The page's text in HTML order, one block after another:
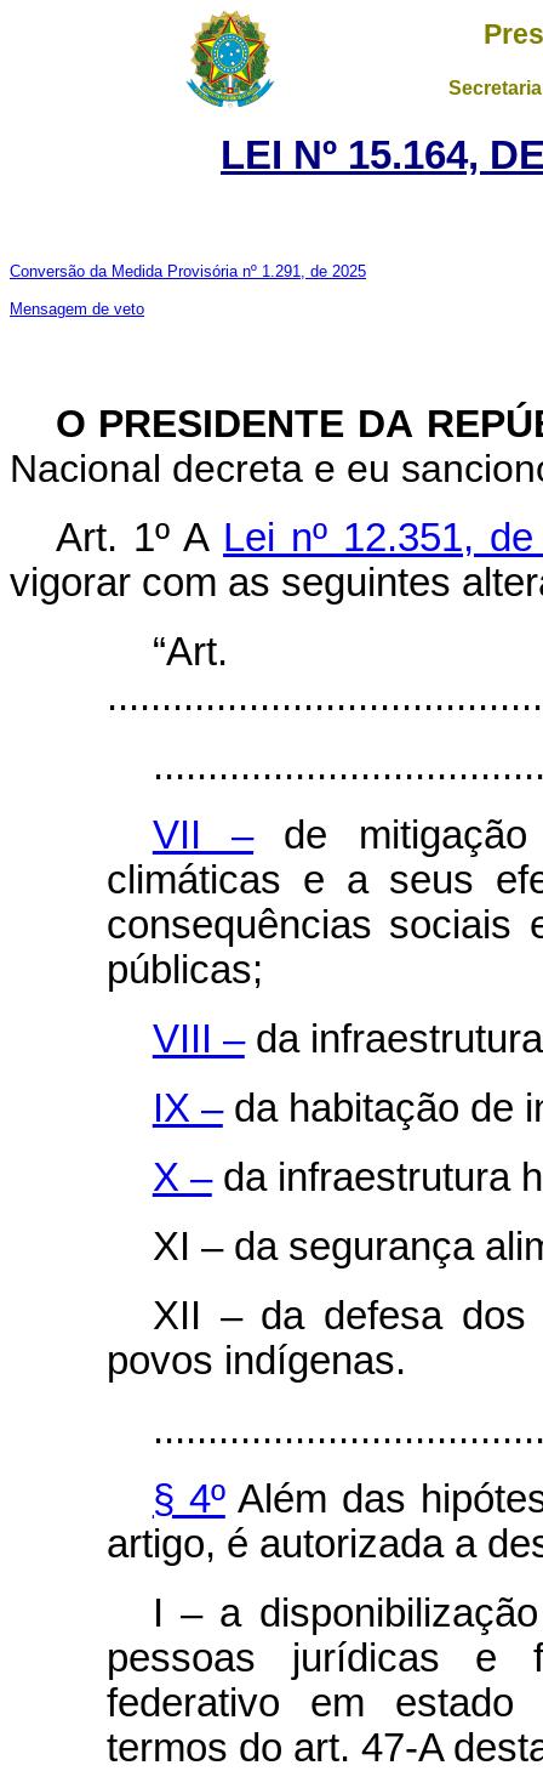
LEI Nº 15.164,
Conversão da Medida Provisória nº 1.291, de 2025
Mensagem de veto
O PRESIDENTE DA
Nacional decreta e eu
Art. 1º A Lei nº 12.351,
vigorar com as seguintes
VII –de mitigação
climáticas e a seus
consequências sociais
públicas;
VIII –da
IX –da habitação de
X –da infraestrutura
XI – da segurança
XII – da defesa dos
povos indígenas.
§ 4ºAlém das
artigo, é autorizada a
I – a
pessoas jurídicas e
federativo em
termos do art. 47-A